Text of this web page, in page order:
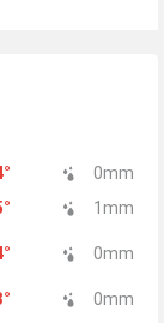
° 0mm
° 1 mm
° 0mm
° 0mm